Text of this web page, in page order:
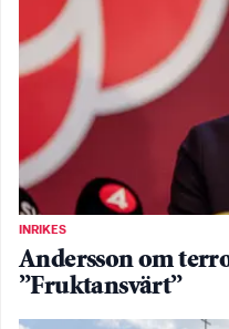
INRIKES
Andersson om
”Fruktansvärt”